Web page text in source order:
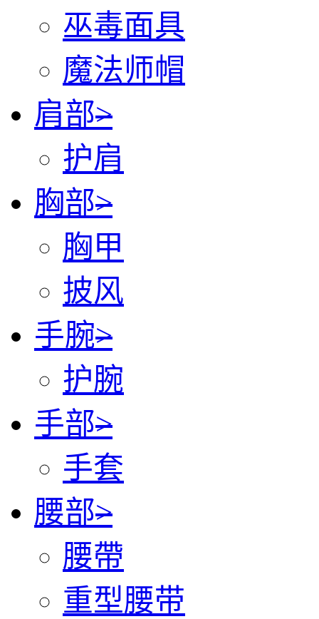
巫毒面具
魔法师帽
肩部>
护肩
胸部>
胸甲
披风
手腕>
护腕
手部>
手套
腰部>
腰帶
重型腰带